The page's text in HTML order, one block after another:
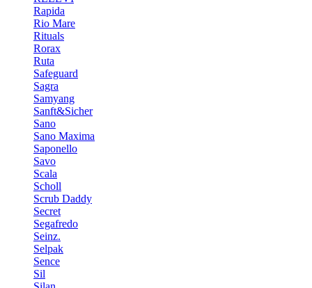
Rapida
Rio Mare
Rituals
Rorax
Ruta
Safeguard
Sagra
Samyang
Sanft&Sicher
Sano
Sano Maxima
Saponello
Savo
Scala
Scholl
Scrub Daddy
Secret
Segafredo
Seinz.
Selpak
Sence
Sil